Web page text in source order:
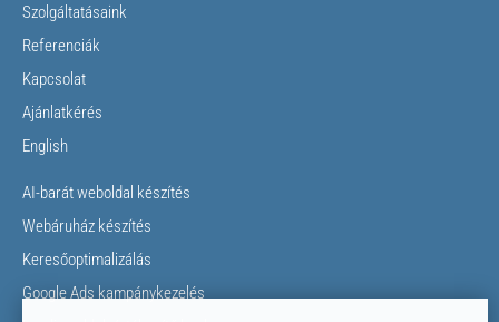
Szolgáltatásaink
Referenciák
Kapcsolat
Ajánlatkérés
English
AI-barát weboldal készítés
Webáruház készítés
Keresőoptimalizálás
Google Ads kampánykezelés